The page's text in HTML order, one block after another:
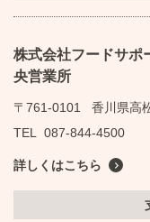
株式会社フードサポ
央営業所
〒761-0101
香川県高
TEL
087-844-4500
詳しくはこちら